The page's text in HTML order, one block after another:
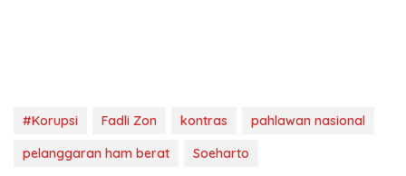
#Korupsi Fadli Zon kontras
pahlawan nasional
pelanggaran ham berat
Soeharto